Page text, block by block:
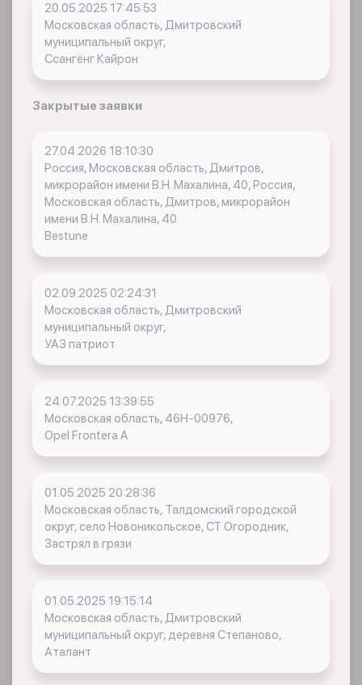
20.05.2025 17:45:53
Московская область, Дмитровский
муниципальный округ,
Ссангëнг Кайрон
Закрытые заявки
27.04.2026 18:10:30
Россия, Московская область, Дмитров,
микрорайон имени В.Н. Махалина, 40, Россия,
Московская область, Дмитров, микрорайон
имени В.Н. Махалина, 40
Bestune
02.09.2025 02:24:31
Московская область, Дмитровский
муниципальный округ,
УАЗ патриот
24.07.2025 13:39:55
Московская область, 46Н-00976,
Opel Frontera A
01.05.2025 20:28:36
Московская область, Талдомский городской
округ, село Новоникольское, СТ Огородник,
Застрял в грязи
01.05.2025 19:15:14
Московская область, Дмитровский
муниципальный округ, деревня Степаново,
Аталант